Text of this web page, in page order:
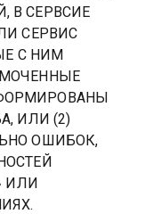
В СЕРВСИЕ
СЕРВИС
С НИМ
ИЛИ (2)
ОШИБОК,
ИЛИ